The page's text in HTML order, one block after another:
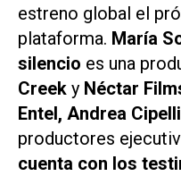
estreno global el
plataforma. María
silencio es una
Creek y Néctar
Entel, Andrea
productores
cuenta con los